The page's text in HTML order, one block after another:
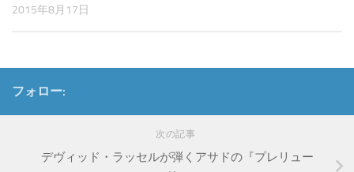
2015年8月17日
フォロー:
次の記事
デヴィッド・ラッセルが弾くアサドの『プレリュー